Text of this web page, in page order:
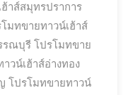
าส์สมุทรปราการ
มทขายทาวน์เฮ้าส์
รณบุรี โปรโมทขาย
วน์เฮ้าส์อ่างทอง
โปรโมทขายทาวน์